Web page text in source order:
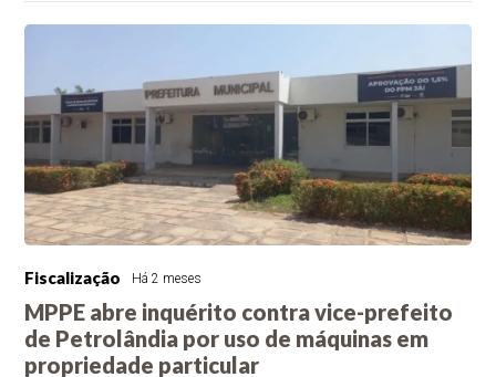
Fiscalização Há 2 meses
MPPE abre inquérito contra vice-prefeito
de Petrolândia por uso de máquinas em
propriedade particular